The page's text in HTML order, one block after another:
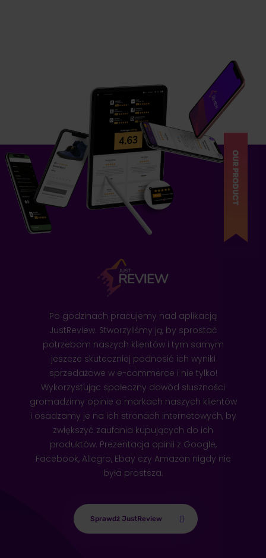
XXLgastro
ZOBACZ REALIZACJĘ
Wierzynek
ZOBACZ REALIZACJĘ
Po godzinach pracujemy nad aplikacją
JustReview. Stworzyliśmy ją, by sprostać
potrzebom naszych klientów i tym samym
jeszcze skuteczniej podnosić ich wyniki
sprzedażowe w e-commerce i nie tylko!
Wykorzystując społeczny dowód słuszności
gromadzimy opinie o markach naszych klientów
i osadzamy je na ich stronach internetowych, by
zwiększyć zaufania kupujących do ich
produktów. Prezentacja opinii z Google,
Facebook, Allegro, Ebay czy Amazon nigdy nie
była prostsza.
Sprawdź JustReview